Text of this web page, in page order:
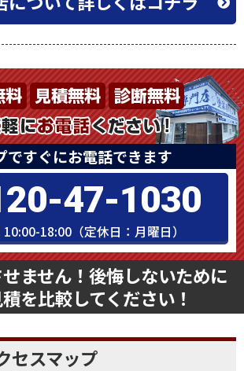
ですぐにお電話できます
47-1030
18:00（定休日：月曜日）
ません！後悔しないために
を比較してください！
セスマップ